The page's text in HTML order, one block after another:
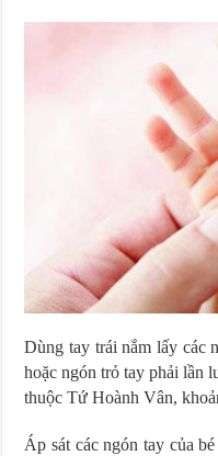
Dùng tay trái nắm lấy các
hoặc ngón trỏ tay phải lần
thuộc Tứ Hoành Vân,
Áp sát các ngón tay của